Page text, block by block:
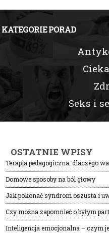
KATEGORIE PORAD
Seks i
OSTATNIE WPISY
Terapia pedagogiczna: dlaczego
Domowe sposoby na ból głowy
Jak pokonać syndrom oszusta i
Czy można zapomnieć o byłym
Inteligencja emocjonalna – czym